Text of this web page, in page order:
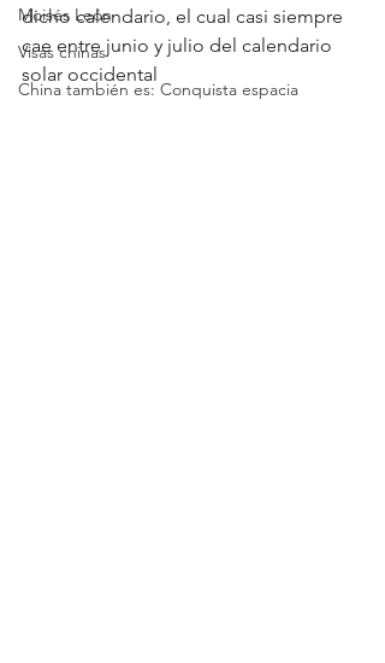
Moisés León
Visas chinas
China también es: Conquista espacia
dicho calendario, el cual casi siempre
cae entre junio y julio del calendario
solar occidental